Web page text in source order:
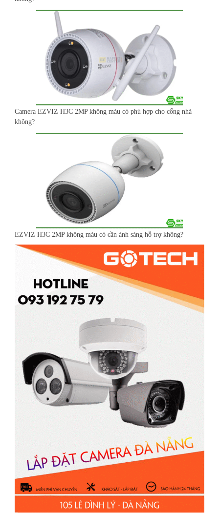
Camera EZVIZ H3C 2MP không màu có phù hợp cho cổng nhà
không?
EZVIZ H3C 2MP không màu có cần ánh sáng hỗ trợ không?